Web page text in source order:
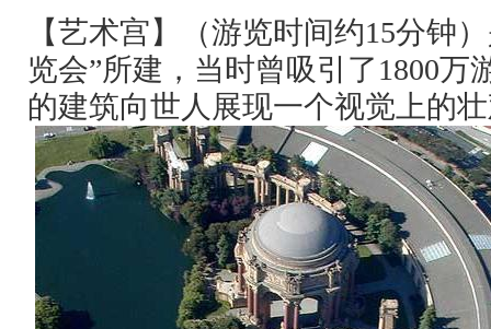
【艺术宫】（游览时间约15分钟
览会”所建，当时曾吸引了1800万
的建筑向世人展现一个视觉上的